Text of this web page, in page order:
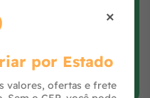
avalie
×
por Estado
valores, ofertas e frete